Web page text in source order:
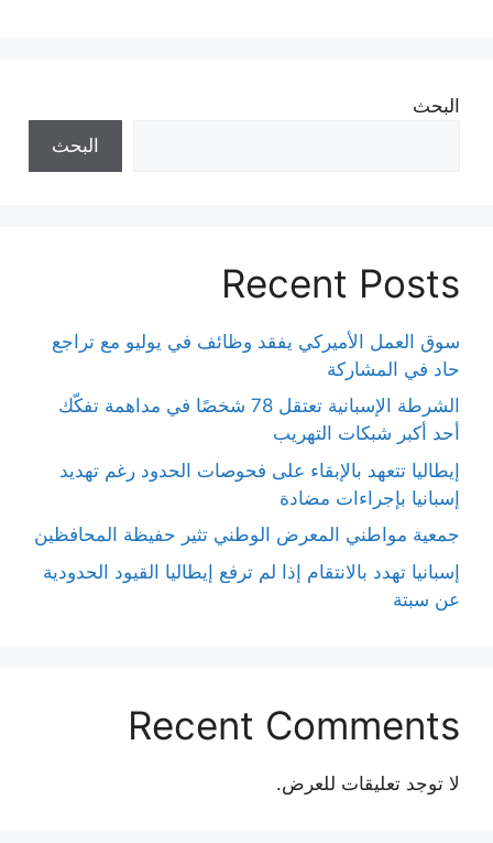
البحث
البحث
Recent Posts
سوق العمل الأميركي يفقد وظائف في يوليو مع تراجع
حاد في المشاركة
الشرطة الإسبانية تعتقل 78 شخصًا في مداهمة تفكّك
أحد أكبر شبكات التهريب
إيطاليا تتعهد بالإبقاء على فحوصات الحدود رغم تهديد
إسبانيا بإجراءات مضادة
جمعية مواطني المعرض الوطني تثير حفيظة المحافظين
إسبانيا تهدد بالانتقام إذا لم ترفع إيطاليا القيود الحدودية
عن سبتة
Recent Comments
لا توجد تعليقات للعرض.